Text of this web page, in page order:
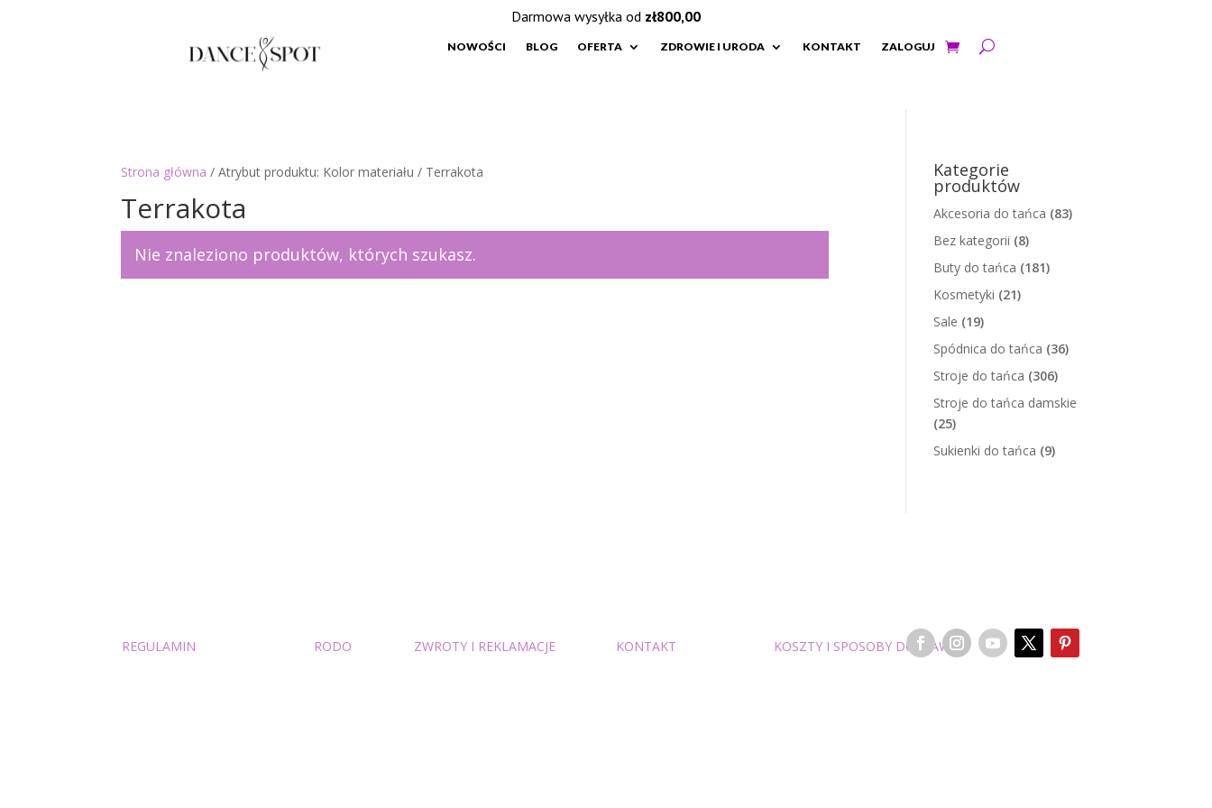
NOWOŚCI BLOG OFERTA ZDROWIE I URODA KONTAKT ZALOGUJ
Strona główna / Atrybut produktu: Kolor materiału / Terrakota
Terrakota
Nie znaleziono produktów, których szukasz.
Kategorie
produktów
Akcesoria do tańca (83)
Bez kategorii (8)
Buty do tańca (181)
Kosmetyki (21)
Sale (19)
Spódnica do tańca (36)
Stroje do tańca (306)
Stroje do tańca damskie
(25)
Sukienki do tańca (9)
REGULAMIN RODO ZWROTY I REKLAMACJE KONTAKT KOSZTY I SPOSOBY DOSTAWY
Darmowa wysyłka od zł800,00